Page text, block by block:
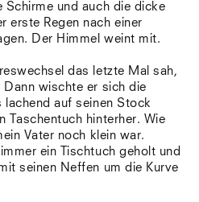
Schirme und auch die dicke
erste Regen nach einer
Der Himmel weint mit.
das letzte Mal sah,
wischte er sich die
lachend auf seinen Stock
Taschentuch hinterher. Wie
Vater noch klein war.
ein Tischtuch geholt und
seinen Neffen um die Kurve